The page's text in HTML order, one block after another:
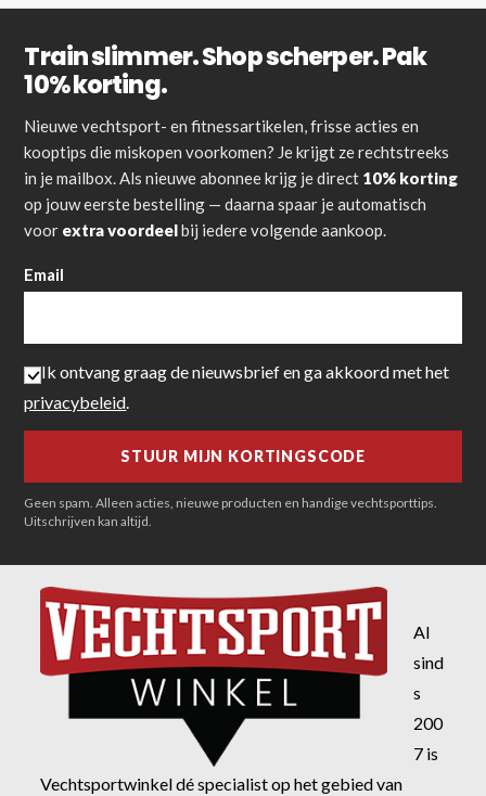
Train slimmer. Shop scherper. Pak
10% korting.
Nieuwe vechtsport- en fitnessartikelen, frisse acties en
kooptips die miskopen voorkomen? Je krijgt ze rechtstreeks
in je mailbox. Als nieuwe abonnee krijg je direct 10% korting
op jouw eerste bestelling — daarna spaar je automatisch
voor extra voordeelbij iedere volgende aankoop.
Email
Ik ontvang graag de nieuwsbrief en ga akkoord met het
privacybeleid.
Geen spam. Alleen acties, nieuwe producten en handige vechtsporttips.
Uitschrijven kan altijd.
Al
sind
s
200
7 is
Vechtsportwinkel dé specialist op het gebied van